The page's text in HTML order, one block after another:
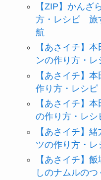
【ZIP】かんざ
方・レシピ 旅
航
【あさイチ】
ンの作り方・
【あさイチ】
作り方・レシ
【あさイチ】
の作り方・レ
【あさイチ】
ツの作り方・
【あさイチ】
しのナムルの